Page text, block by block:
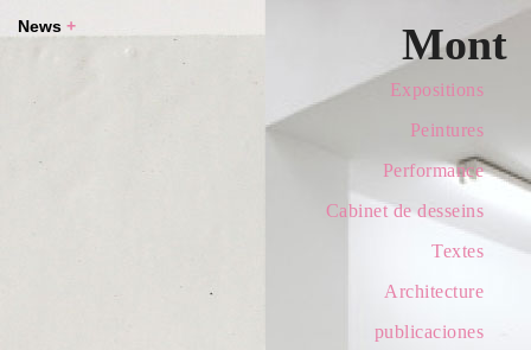
Mont
Expositions
Peintures
Performance
Cabinet de desseins
Textes
Architecture
publicaciones
News +